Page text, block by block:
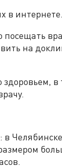
в интернете.
на